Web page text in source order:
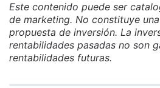
Este contenido puede ser
de marketing. No constituye
propuesta de inversión. La
rentabilidades pasadas no son
rentabilidades futuras.